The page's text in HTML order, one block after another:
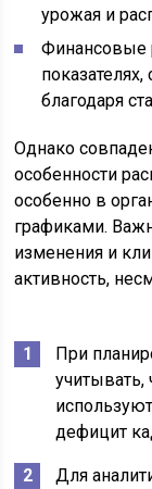
урожая и
Финансовые
благодаря
Однако
особенности
особенно в
графиками.
изменения и
активность,
При
учитывать,
дефицит
Для